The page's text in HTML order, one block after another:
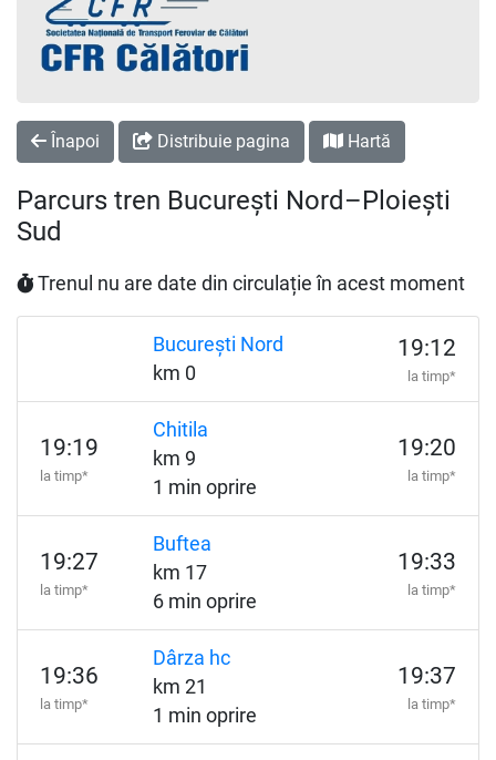
Înapoi Distribuie pagina Hartă
Parcurs tren București Nord–Ploiești
Sud
Trenul nu are date din circulație în acest moment
București Nord
km 0
19:12
la timp*
19:19
la timp*
Chitila
km 9
1 min oprire
19:20
la timp*
19:27
la timp*
Buftea
km 17
6 min oprire
19:33
la timp*
19:36
la timp*
Dârza hc
km 21
1 min oprire
19:37
la timp*